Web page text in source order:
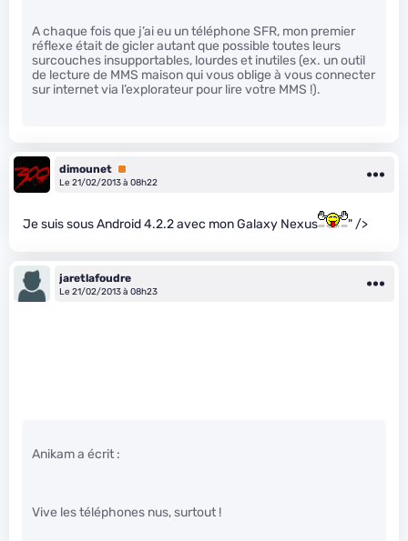
A chaque fois que j’ai eu un téléphone SFR, mon premier
réflexe était de gicler autant que possible toutes leurs
surcouches insupportables, lourdes et inutiles (ex. un outil
de lecture de MMS maison qui vous oblige à vous connecter
sur internet via l’explorateur pour lire votre MMS !).
dimounet Premium
Le 21/02/2013 à 08h22
Je suis sous Android 4.2.2 avec mon Galaxy Nexus " />
jaretlafoudre
Le 21/02/2013 à 08h23
Anikam a écrit :
Vive les téléphones nus, surtout !